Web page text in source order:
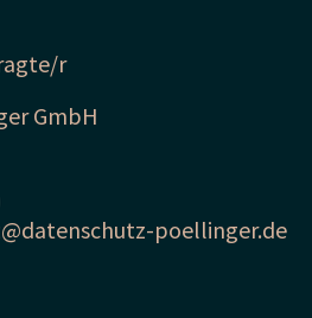
r
GmbH
poellinger.de